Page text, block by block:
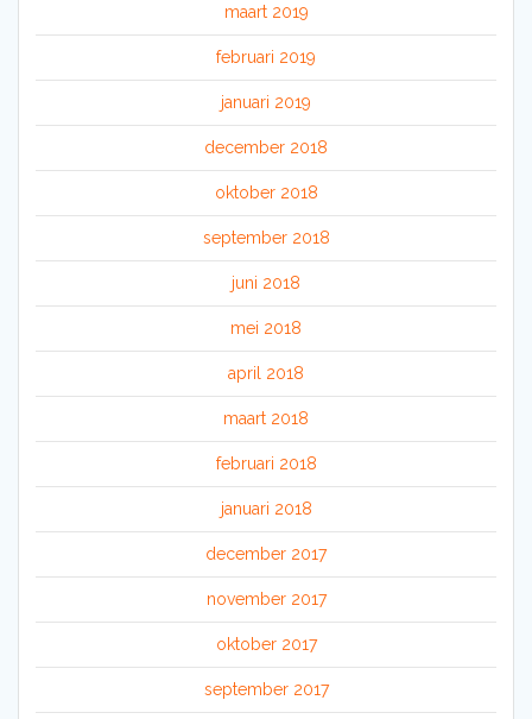
maart 2019
februari 2019
januari 2019
december 2018
oktober 2018
september 2018
juni 2018
mei 2018
april 2018
maart 2018
februari 2018
januari 2018
december 2017
november 2017
oktober 2017
september 2017